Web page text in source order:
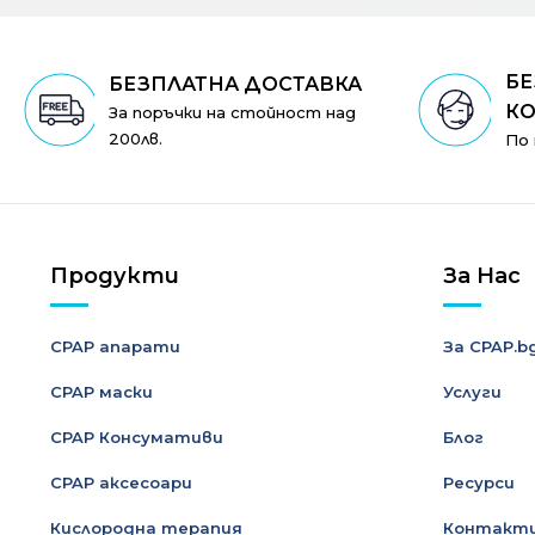
БЕЗПЛАТНА ДОСТАВКА
За поръчки на стойност над
200лв.
По
Продукти
CPAP апарати
CPAP маски
CPAP Консумативи
CPAP аксесоари
Кислородна терапия
За Нас
За
Услуги
Блог
Ресурси